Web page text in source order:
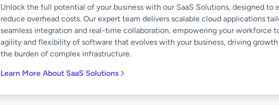
Unlock the full potential of your business with our SaaS Solutions, designed
reduce overhead costs. Our expert team delivers scalable cloud applications
seamless integration and real-time collaboration, empowering your workforce
agility and flexibility of software that evolves with your business, driving
the burden of complex infrastructure.
Learn More About SaaS Solutions